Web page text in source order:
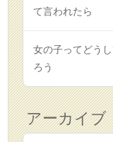
て言われたら
女の子ってどう
ろう
アーカイブ